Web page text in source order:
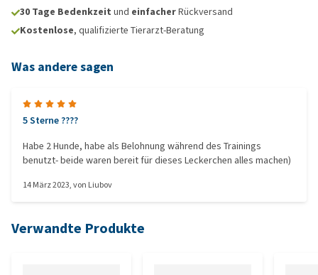
30 Tage Bedenkzeit und einfacherRückversand
Kostenlose, qualifizierte Tierarzt-Beratung
Was andere sagen
5 Sterne ????
Habe 2 Hunde, habe als Belohnung während des Trainings
benutzt- beide waren bereit für dieses Leckerchen alles machen)
14 März 2023, von Liubov
Verwandte Produkte